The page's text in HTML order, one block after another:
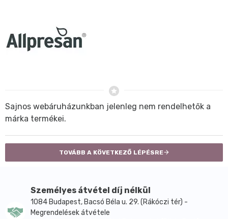
Sajnos webáruházunkban jelenleg nem rendelhetők a
márka termékei.
TOVÁBB A KÖVETKEZŐ LÉPÉSRE
Személyes átvétel díj nélkül
1084 Budapest, Bacsó Béla u. 29. (Rákóczi tér) -
Megrendelések átvétele